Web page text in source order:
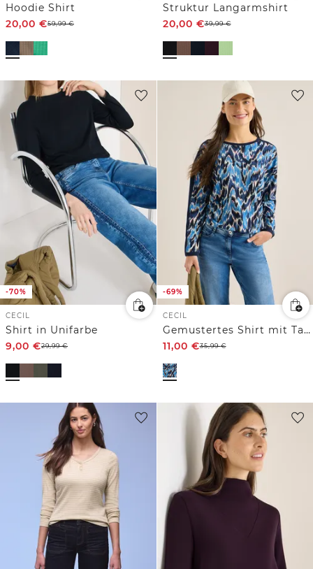
Hoodie Shirt
20,00 €59,99€
Struktur Langarmshirt
20,00 €39,99€
-70%
CECIL
Shirt in Unifarbe
9,00 €29,99€
-69%
CECIL
Gemustertes Shirt mit Tape
11,00 €35,99€